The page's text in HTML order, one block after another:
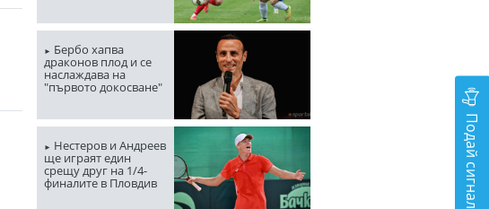
Бербо хапва
драконов плод и се
наслаждава на
"първото докосване"
Нестеров и Андреев
ще играят един
срещу друг на 1/4-
финалите в Пловдив Подай сигнал